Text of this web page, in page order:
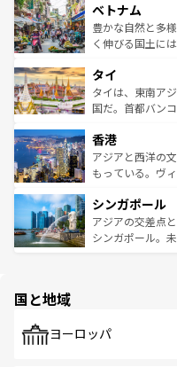
参照してほしい。
容にもいいと評
が味
照してほしい。
き、地方に足を
できる。そして
まで、さまざま
リティに包まれ
覧を参照してほ
ベトナム
豊かな自然と多
く伸びる国土に
急速な発展と共
ーチミン市のフ
醸し出している
とつ。フォーや
ひ現地で味わい
が旅行者を迎え
参照してほしい。
タイ
タイは、東南ア
国だ。首都バン
の活気が交差し
帯で自然と触れ
いビーチでリゾ
激する。気候は
が待っている。
た文化、そして
香港
アジアと西洋の
もっている。ヴ
み、どこを訪れ
ており、効率よ
うな絶景から文
シンガポール
アジアの交差点
シンガポール。
で、ホーカーズ
国と地域
ヨーロッパ